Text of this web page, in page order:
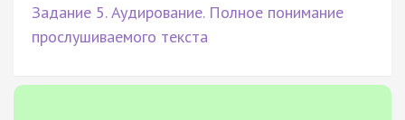
Задание 5. Аудирование. Полное понимание
прослушиваемого текста